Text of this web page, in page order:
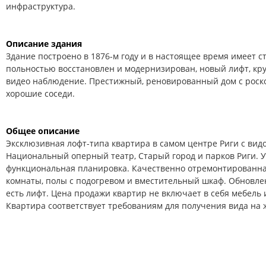
инфраструктура.
Описание здания
Здание построено в 1876-м году и в настоящее время имеет
польностью восстановлен и модернизирован, новый лифт,
видео наблюдение. Престижный, реновированный дом с
хорошие соседи.
Общее описание
Эксклюзивная лофт-типа квартира в самом центре Риги с
Национальный оперный театр, Старый город и парков Риги.
функциональная планировка. Качественно
комнаты, полы с подогревом и вместительный шкаф.
есть лифт. Цена продажи квартир не включает в себя мебель
Квартира соответствует требованиям для получения вида на